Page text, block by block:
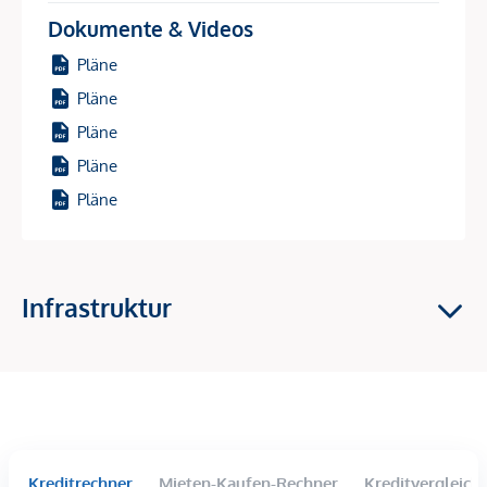
Quadratmetern ist garantiert Ihr Wohntraum für Sie dabei.
Ihr neues Zuhause punktet mit einer hervorragenden
Ausstattung, großzügigen Fensterfronten sowie
Außenflächen durch Balkone, Terrassen oder im Erdgeschoß
mit Eigengärten. Die mit Wein verwachsenen Pergolen
fügen sich perfekt und harmonisch in das wunderbare
Weinbaugebiet und THE VINEYARD ein.
Gerne können Sie unsere neue Musterwohnung direkt vor
Bei den beigefügten Bildern handelt es sich um eine
Dokumente & Videos
Pläne
Pläne
Pläne
Pläne
Pläne
Infrastruktur